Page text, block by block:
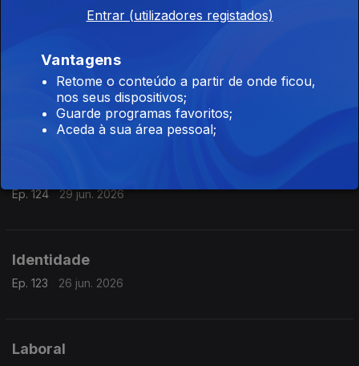
01 jul. 2026
Planeta
30 jun. 2026
Ep. 124 29 jun. 2026
Identidade
Ep. 123 26 jun. 2026
Laboral
Entrar (utilizadores registados)
Vantagens
Retome o conteúdo a partir de onde ficou,
nos seus dispositivos;
Guarde programas favoritos;
Aceda à sua área pessoal;